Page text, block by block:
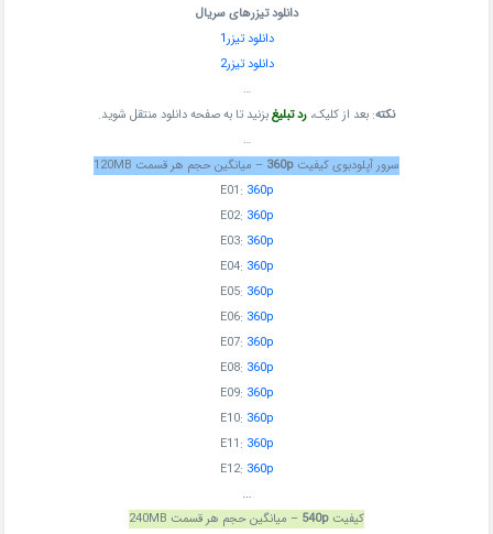
دانلود تیزرهای سریال
دانلود تیزر1
دانلود تیزر2
…
نکته: بعد از کلیک، رد تبلیغبزنید تا به صفحه دانلود منتقل شوید.
…
سرور آپلودبوی کیفیت 360p – میانگین حجم هر قسمت 120MB
E01: 360p
E02: 360p
E03: 360p
E04: 360p
E05: 360p
E06: 360p
E07: 360p
E08: 360p
E09: 360p
E10: 360p
E11: 360p
E12: 360p
…
کیفیت 540p – میانگین حجم هر قسمت 240MB